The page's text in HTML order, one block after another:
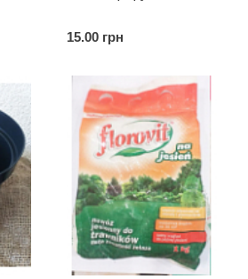
15.00 грн